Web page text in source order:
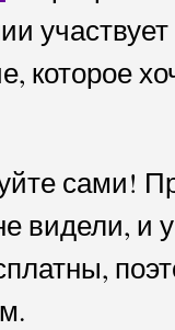
которое
сами!
видели, и